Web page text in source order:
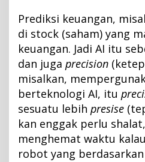
Prediksi keuangan,
di stock (saham) yang
keuangan. Jadi AI itu
dan juga precision
misalkan,
berteknologi AI, itu
sesuatu lebih presise
kan enggak perlu
menghemat waktu
robot yang berdasarkan